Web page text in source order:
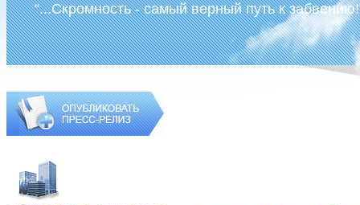
“...Скромность - самый верный путь к